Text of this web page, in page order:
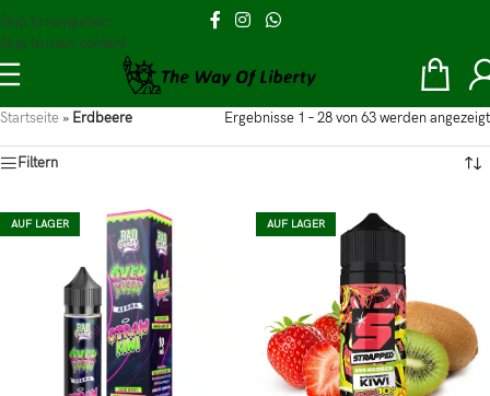
Skip to navigation
Skip to main content
Startseite » Erdbeere Ergebnisse 1 – 28 von 63 werden angezeigt
Filtern
AUF LAGER AUF LAGER